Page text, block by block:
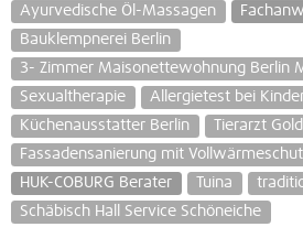
Ayurvedische Öl-Massagen
Bauklempnerei Berlin
3- Zimmer Maisonettewohnung Berlin
Sexualtherapie
Allergietest bei
Küchenausstatter Berlin
Tierarzt
Fassadensanierung mit
HUK-COBURG Berater
Tuina
Schäbisch Hall Service Schöneiche